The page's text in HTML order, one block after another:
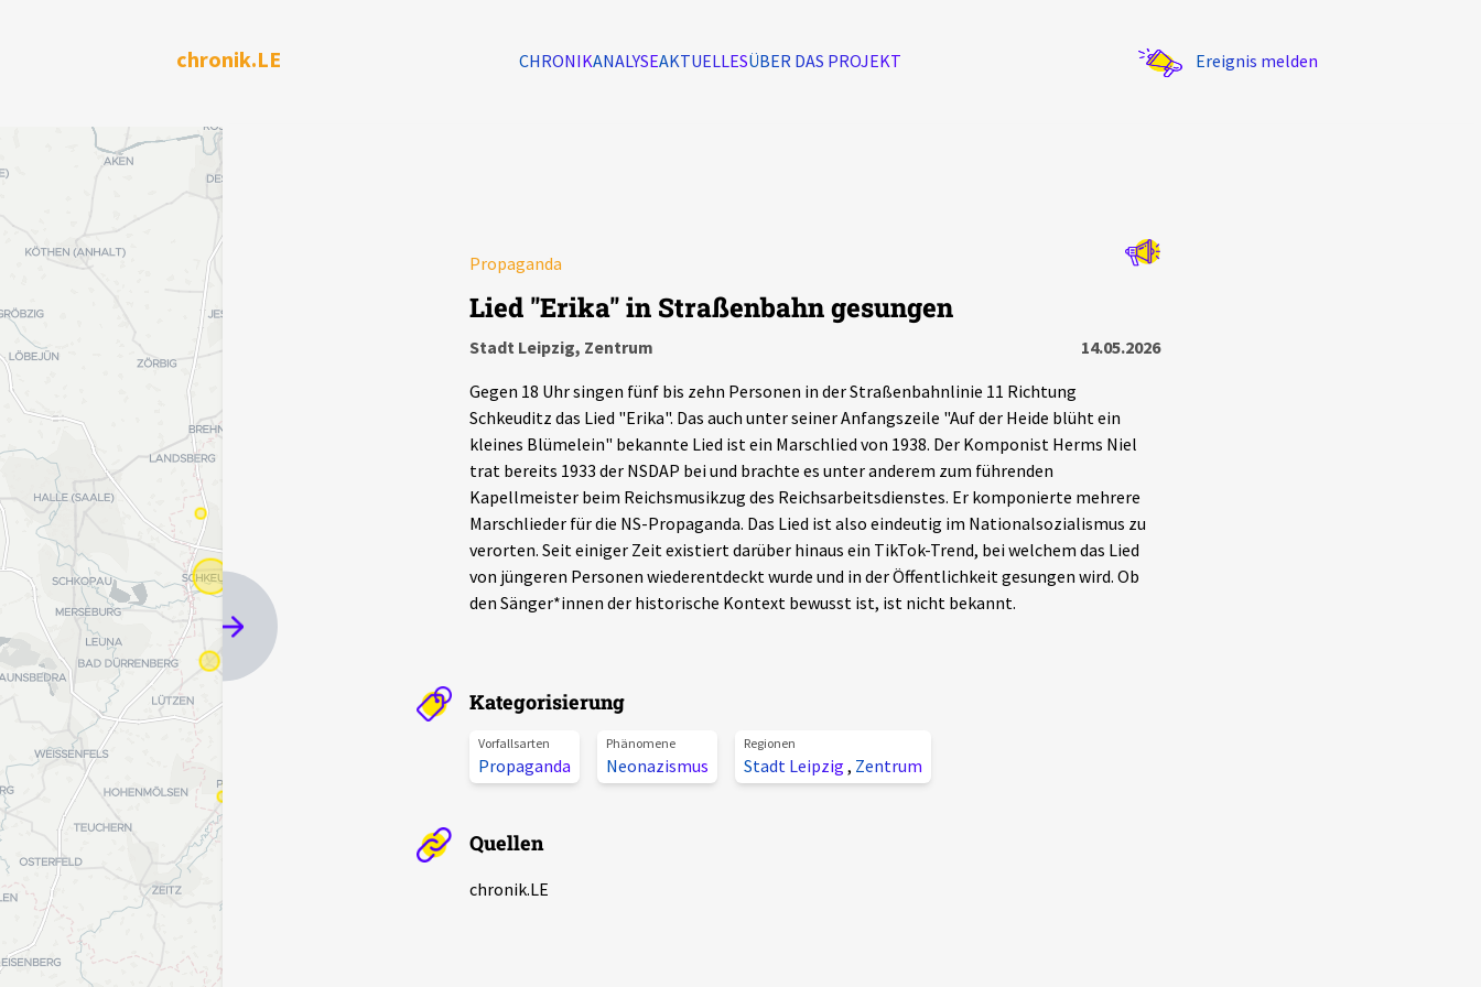
chronik.LE CHRONIKANALYSEAKTUELLESÜBER DAS PROJEKT Ereignis melden
Propaganda
Lied "Erika" in Straßenbahn gesungen
Stadt Leipzig, Zentrum
14.05.2026
Gegen 18 Uhr singen fünf bis zehn Personen in der Straßenbahnlinie 11 Richtung
Schkeuditz das Lied "Erika". Das auch unter seiner Anfangszeile "Auf der Heide blüht ein
kleines Blümelein" bekannte Lied ist ein Marschlied von 1938. Der Komponist Herms Niel
trat bereits 1933 der NSDAP bei und brachte es unter anderem zum führenden
Kapellmeister beim Reichsmusikzug des Reichsarbeitsdienstes. Er komponierte mehrere
Marschlieder für die NS-Propaganda. Das Lied ist also eindeutig im Nationalsozialismus zu
verorten. Seit einiger Zeit existiert darüber hinaus ein TikTok-Trend, bei welchem das Lied
von jüngeren Personen wiederentdeckt wurde und in der Öffentlichkeit gesungen wird. Ob
den Sänger*innen der historische Kontext bewusst ist, ist nicht bekannt.
Kategorisierung
Vorfallsarten
Propaganda
Phänomene
Neonazismus
Regionen
Stadt Leipzig , Zentrum
Quellen
chronik.LE